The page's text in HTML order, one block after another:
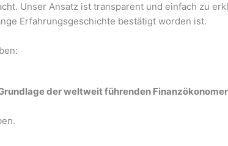
Unser Ansatz ist transparent und einfach zu
Erfahrungsgeschichte bestätigt worden ist.
der weltweit führenden